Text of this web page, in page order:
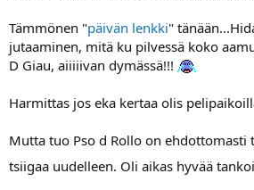
Tämmönen "päivän lenkki"
jutaaminen, mitä ku pilvessä koko
D Giau, aiiiiivan dymässä!!!
Harmittas jos eka kertaa olis
Mutta tuo Pso d Rollo on ehdottomasti
tsiigaa uudelleen. Oli aikas hyvää